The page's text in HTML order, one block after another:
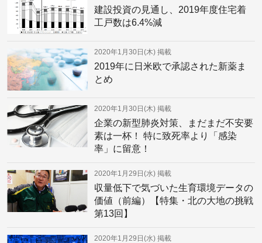
建設投資の見通し、2019年度住宅着
工戸数は6.4%減
2019年に日米欧で承認された新薬ま
とめ
2020年1月30日(木) 掲載
企業の新型肺炎対策、まだまだ不安要
素は一杯！ 特に致死率より「感染
率」に留意！
2020年1月30日(木) 掲載
収量低下で気づいた生育環境データの
価値（前編）【特集・北の大地の挑戦
第13回】
2020年1月29日(水) 掲載
2020年1月29日(水) 掲載